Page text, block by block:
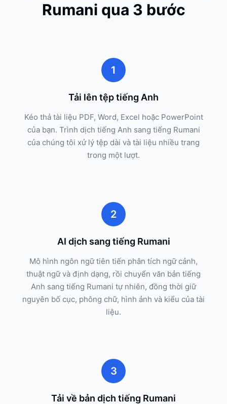
Rumani qua 3 bước
1
Tải lên tệp tiếng Anh
Kéo thả tài liệu PDF, Word, Excel hoặc PowerPoint
của bạn. Trình dịch tiếng Anh sang tiếng Rumani
của chúng tôi xử lý tệp dài và tài liệu nhiều trang
trong một lượt.
2
AI dịch sang tiếng Rumani
Mô hình ngôn ngữ tiên tiến phân tích ngữ cảnh,
thuật ngữ và định dạng, rồi chuyển văn bản tiếng
Anh sang tiếng Rumani tự nhiên, đồng thời giữ
nguyên bố cục, phông chữ, hình ảnh và kiểu của tài
liệu.
3
Tải về bản dịch tiếng Rumani